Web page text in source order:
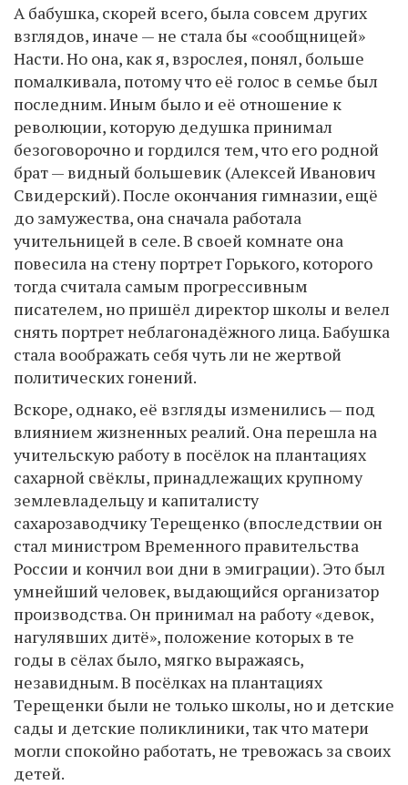
А бабушка, скорей всего, была совсем других
взглядов, иначе — не стала бы «сообщницей»
Насти. Но она, как я, взрослея, понял, больше
помалкивала, потому что её голос в семье был
последним. Иным было и её отношение к
революции, которую дедушка принимал
безоговорочно и гордился тем, что его родной
брат — видный большевик (Алексей Иванович
Свидерский). После окончания гимназии, ещё
до замужества, она сначала работала
учительницей в селе. В своей комнате она
повесила на стену портрет Горького, которого
тогда считала самым прогрессивным
писателем, но пришёл директор школы и велел
снять портрет неблагонадёжного лица. Бабушка
стала воображать себя чуть ли не жертвой
политических гонений.
Вскоре, однако, её взгляды изменились — под
влиянием жизненных реалий. Она перешла на
учительскую работу в посёлок на плантациях
сахарной свёклы, принадлежащих крупному
землевладельцу и капиталисту
сахарозаводчику Терещенко (впоследствии он
стал министром Временного правительства
России и кончил вои дни в эмиграции). Это был
умнейший человек, выдающийся организатор
производства. Он принимал на работу «девок,
нагулявших дитё», положение которых в те
годы в сёлах было, мягко выражаясь,
незавидным. В посёлках на плантациях
Терещенки были не только школы, но и детские
сады и детские поликлиники, так что матери
могли спокойно работать, не тревожась за своих
детей.